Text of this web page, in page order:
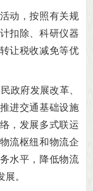
动，按照有关规
扣除、科研仪器
让税收减免等优
政府发展改革、
进交通基础设施
，发展多式联运
流枢纽和物流企
水平，降低物流
。